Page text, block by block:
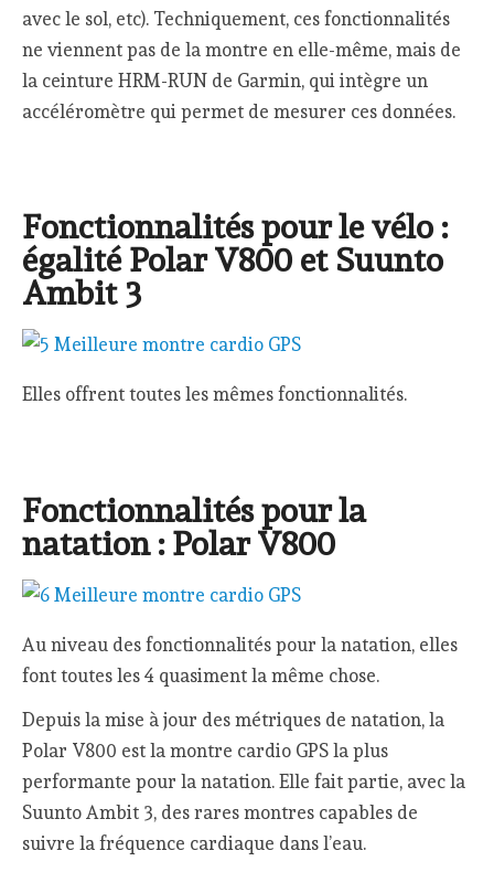
avec le sol, etc). Techniquement, ces fonctionnalités
ne viennent pas de la montre en elle-même, mais de
la ceinture HRM-RUN de Garmin, qui intègre un
accéléromètre qui permet de mesurer ces données.
Fonctionnalités pour le vélo :
égalité Polar V800 et Suunto
Ambit 3
Elles offrent toutes les mêmes fonctionnalités.
Fonctionnalités pour la
natation : Polar V800
Au niveau des fonctionnalités pour la natation, elles
font toutes les 4 quasiment la même chose.
Depuis la mise à jour des métriques de natation, la
Polar V800 est la montre cardio GPS la plus
performante pour la natation. Elle fait partie, avec la
Suunto Ambit 3, des rares montres capables de
suivre la fréquence cardiaque dans l’eau.